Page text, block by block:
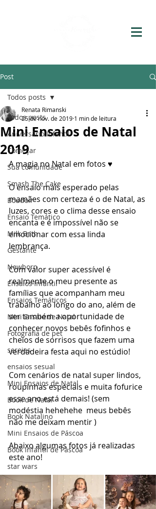
Post
Todos posts
Aniversário Infantil
Começar
Sua comunidade
Smash The Cake
Boudoir
Ensaio Temático
Milk Bath
Gestante
Newborn
Ensaios Infantil
Ensaios Temáticos
Mini Ensaio de Natal
Fotografia de pet
sereias
ensaios sesual
Mini Ensaios de Natal
Book de Natal
Book Natalino
Mini Ensaios de Páscoa
Book infantil de Páscoa
star wars
Todos posts
Mini Ensaios de Natal
2019
Renata Rimanski
25 de nov. de 2019 1 min de leitura
A magia no Natal em fotos ♥
O ensaio mais esperado pelas
mamães com certeza é o de Natal, as
luzes, cores e o clima desse ensaio
encanta e é impossível não se
emocionar com essa linda
lembrança.
Com valor super acessível é
realmente o meu presente as
famílias que acompanham meu
trabalho ao longo do ano, além de
ser também a oportunidade de
conhecer novos bebês fofinhos e
cheios de sorrisos que fazem uma
verdadeira festa aqui no estúdio!
Com cenários de natal super lindos,
roupinhas especiais e muita fofurice
esse ano está demais! (sem
modéstia hehehehe  meus bebês
não me deixam mentir )
Abaixo algumas fotos já realizadas
este ano!